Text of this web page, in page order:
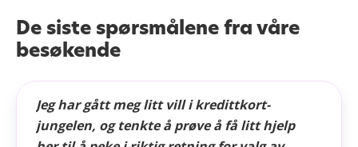
De siste spørsmålene fra våre
besøkende
Jeg har gått meg litt vill i kredittkort-
jungelen, og tenkte å prøve å få litt hjelp